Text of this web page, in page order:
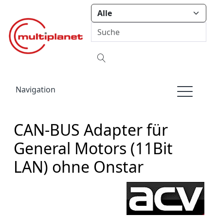
Navigation
CAN-BUS Adapter für
General Motors (11Bit
LAN) ohne Onstar